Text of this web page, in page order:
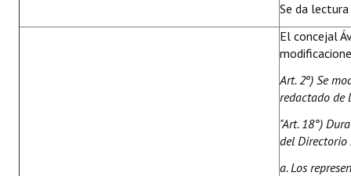
Se da
El concejal
Art. 2º) Se
redactado de
"Art. 18°)
del Directorio
a. Los